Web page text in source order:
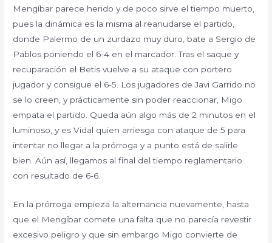
Mengíbar parece herido y de poco sirve el tiempo muerto,
pues la dinámica es la misma al reanudarse el partido,
donde Palermo de un zurdazo muy duro, bate a Sergio de
Pablos poniendo el 6-4 en el marcador. Tras el saque y
recuparación el Betis vuelve a su ataque con portero
jugador y consigue el 6-5. Los jugadores de Javi Garrido no
se lo creen, y prácticamente sin poder reaccionar, Migo
empata el partido. Queda aún algo más de 2 minutos en el
luminoso, y es Vidal quien arriesga con ataque de 5 para
intentar no llegar a la prórroga y a punto está de salirle
bien. Aún así, llegamos al final del tiempo reglamentario
con resultado de 6-6.
En la prórroga empieza la alternancia nuevamente, hasta
que el Mengíbar comete una falta que no parecía revestir
excesivo peligro y que sin embargo Migo convierte de